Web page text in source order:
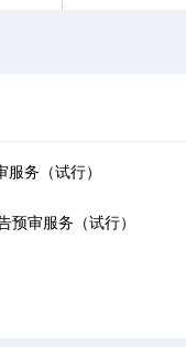
务（试行）
预审服务（试行）